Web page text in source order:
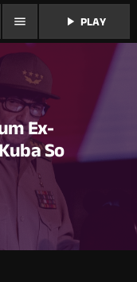
menu play_arrow PLAY
Ex-
So